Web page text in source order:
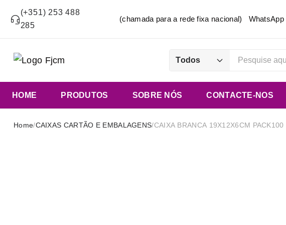
(+351) 253 488
285
(chamada para a rede fixa nacional) WhatsApp
Todos
HOME PRODUTOS SOBRE NÓS CONTACTE-NOS
Home/CAIXAS CARTÃO E EMBALAGENS/CAIXA BRANCA 19X12X6CM PACK100